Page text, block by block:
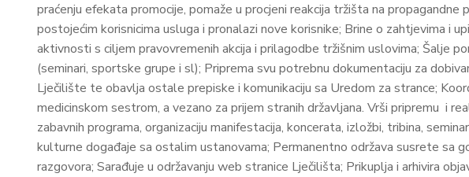
praćenju efekata promocije, pomaže u procjeni reakcija tržišta na propagandne
postojećim korisnicima usluga i pronalazi nove korisnike; Brine o zahtjevima i
aktivnosti s ciljem pravovremenih akcija i prilagodbe tržišnim uslovima; Šalje
(seminari, sportske grupe i sl); Priprema svu potrebnu dokumentaciju za
Lječilište te obavlja ostale prepiske i komunikaciju sa Uredom za strance;
medicinskom sestrom, a vezano za prijem stranih državljana. Vrši pripremu i
zabavnih programa, organizaciju manifestacija, koncerata, izložbi, tribina,
kulturne događaje sa ostalim ustanovama; Permanentno održava susrete sa
razgovora; Sarađuje u održavanju web stranice Lječilišta; Prikuplja i arhivira